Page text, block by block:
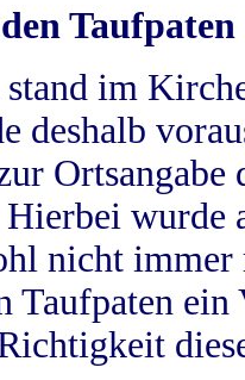
Taufpaten
im
deshalb
wurde
nicht
Taufpaten